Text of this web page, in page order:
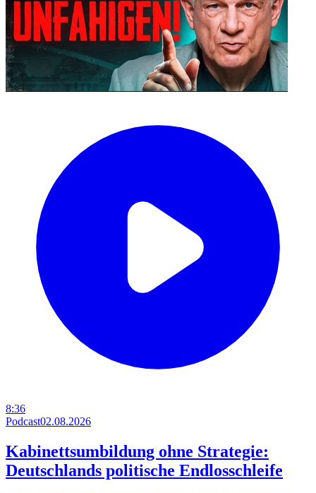
8:36
Podcast02.08.2026
Kabinettsumbildung ohne Strategie:
Deutschlands politische Endlosschleife